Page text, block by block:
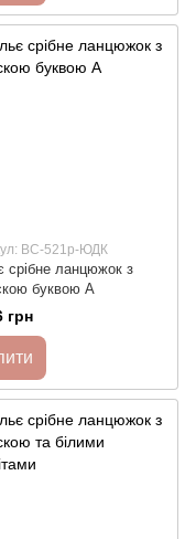
ВС-521р-ЮДК
срібне ланцюжок з
буквою А
грн